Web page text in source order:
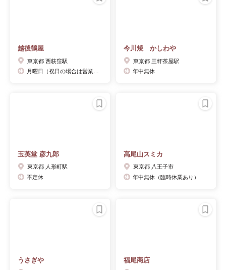
越後鶴屋
東京都 西荻窪駅
今川焼 かしわや
東京都 三軒茶屋駅
年中無休
玉英堂 彦九郎
東京都 人形町駅
不定休
高尾山スミカ
東京都 八王子市
年中無休（臨時休業あり）
うさぎや 福尾商店